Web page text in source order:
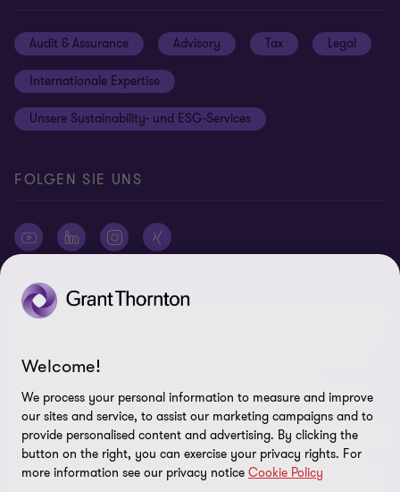
Hinweisgebersystem
Login
Newsletter Anmeldung
Informationspflichten DS-GVO
Rechtliche Hinweise
Cookie-Einstellungen
Audit & Assurance Advisory Tax Legal
Internationale Expertise
Unsere Sustainability- und ESG-Services
FOLGEN SIE UNS
© 2026 Grant Thornton AG Wirtschaftsprüfungsgesellschaft - Alle
unter der Mitgliedsfirmen der Grant Thornton International Ltd
(„GTIL“), je nach Kontext eine oder mehrere, Prüfungs-,
Steuerberatungs- und andere Beratungs-leistungen (insgesamt
„Leistungen“) für ihre Mandanten erbringen. Die Grant Thornton
AG Wirtschaftsprüfungsgesellschaft ist die deutsche Mitgliedsfirma
von GTIL. GTIL und deren Mitgliedsfirmen sind keine weltweite
Partnerschaft, sondern rechtlich selbständige Gesellschaften. Die
Welcome!
We process your personal information to measure and improve
our sites and service, to assist our marketing campaigns and to
provide personalised content and advertising. By clicking the
button on the right, you can exercise your privacy rights. For
more information see our privacy notice Cookie Policy